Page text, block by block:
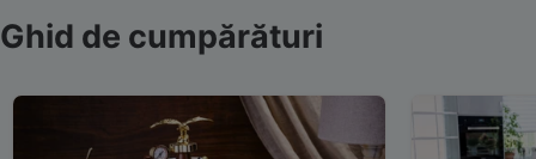
Ghid de cumpărături